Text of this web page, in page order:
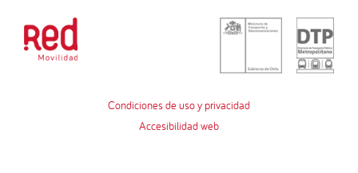
Condiciones de uso y privacidad
Accesibilidad web